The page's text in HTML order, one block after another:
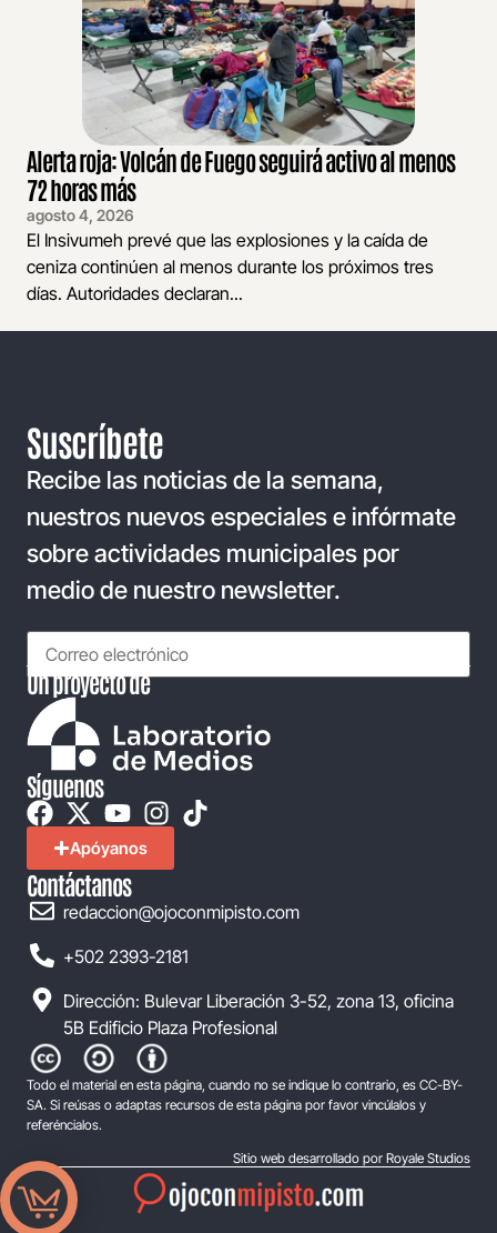
Alerta roja: Volcán de Fuego seguirá activo al menos
72 horas más
agosto 4, 2026
El Insivumeh prevé que las explosiones y la caída de
ceniza continúen al menos durante los próximos tres
días. Autoridades declaran...
Suscríbete
Recibe las noticias de la semana,
nuestros nuevos especiales e infórmate
sobre actividades municipales por
medio de nuestro newsletter.
Un proyecto de
Síguenos
Apóyanos
Contáctanos
redaccion@ojoconmipisto.com
+502 2393-2181
Dirección: Bulevar Liberación 3-52, zona 13, oficina
5B Edificio Plaza Profesional
Todo el material en esta página, cuando no se indique lo contrario, es CC-BY-
SA. Si reúsas o adaptas recursos de esta página por favor vincúlalos y
referéncialos.
Sitio web desarrollado por Royale Studios